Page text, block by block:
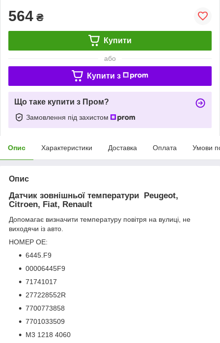
564 ₴
Купити
або
Купити з
Що таке купити з Пром?
Замовлення під захистом
Опис Характеристики Доставка Оплата Умови
Опис
Датчик зовнішньої температури Peugeot,
Citroen, Fiat, Renault
Допомагає визначити температуру повітря на вулиці, не
виходячи із авто.
НОМЕР OE:
6445.F9
00006445F9
71741017
277228552R
7700773858
7701033509
M3 1218 4060